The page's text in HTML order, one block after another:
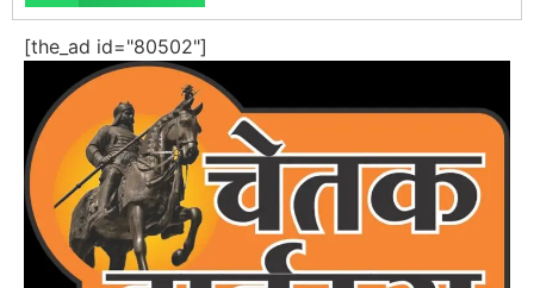
[the_ad id="80502"]